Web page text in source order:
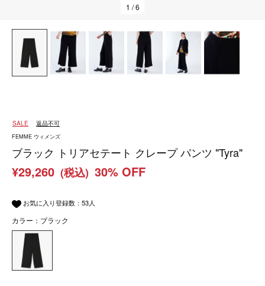
1 / 6
SALE 返品不可
FEMME ウィメンズ
ブラック トリアセテート クレープ パンツ "Tyra"
¥29,260 (税込) 30% OFF
お気に入り登録数： 53人
カラー：ブラック